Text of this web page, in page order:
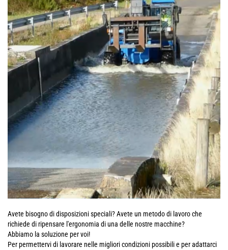
Avete bisogno di disposizioni speciali? Avete un metodo di lavoro che
richiede di ripensare l'ergonomia di una delle nostre macchine?
Abbiamo la soluzione per voi!
Per permettervi di lavorare nelle migliori condizioni possibili e per adattarci